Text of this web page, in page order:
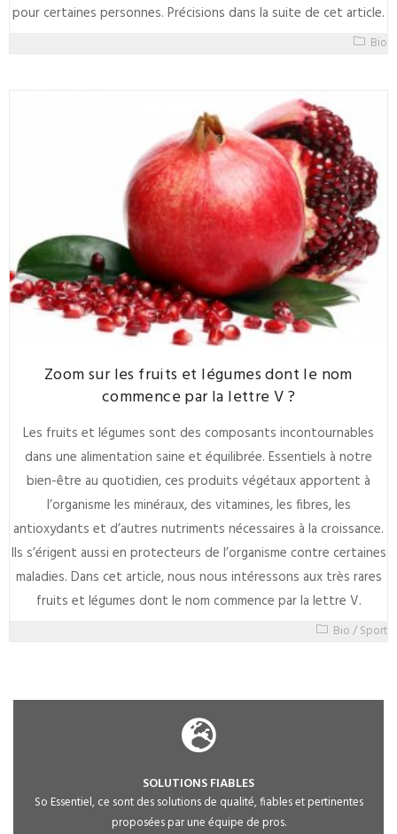
pour certaines personnes. Précisions dans la suite de cet article.
Bio
Zoom sur les fruits et légumes dont le nom
commence par la lettre V ?
Les fruits et légumes sont des composants incontournables
dans une alimentation saine et équilibrée. Essentiels à notre
bien-être au quotidien, ces produits végétaux apportent à
l’organisme les minéraux, des vitamines, les fibres, les
antioxydants et d’autres nutriments nécessaires à la croissance.
Ils s’érigent aussi en protecteurs de l’organisme contre certaines
maladies. Dans cet article, nous nous intéressons aux très rares
fruits et légumes dont le nom commence par la lettre V.
Bio/Sport
SOLUTIONS FIABLES
So Essentiel, ce sont des solutions de qualité, fiables et pertinentes
proposées par une équipe de pros.